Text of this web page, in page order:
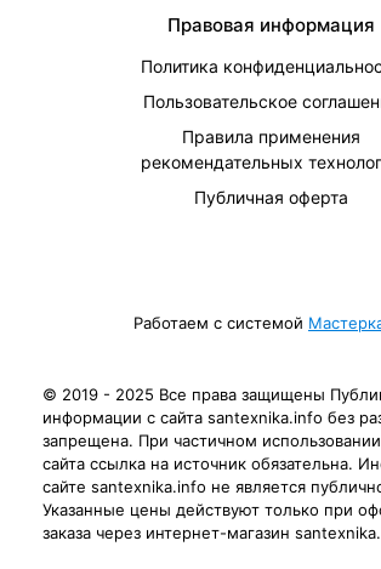
Правовая информация
Политика
Пользовательское
Правила применения
рекомендательных
Публичная оферта
Работаем с системой
© 2019 - 2025 Все права защищены
информации с сайта santexnika.info без
запрещена. При частичном
сайта ссылка на источник обязательна.
сайте santexnika.info не является
Указанные цены действуют только при
заказа через интернет-магазин